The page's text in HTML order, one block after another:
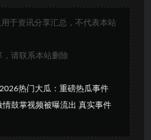
于资讯分享汇总，不代表本站
请联系本站删除
2026热门大瓜：重磅热瓜事件
鼓掌视频被曝流出 真实事件